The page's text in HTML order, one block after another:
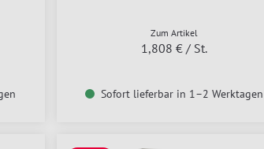
Zum Artikel
1,808 € / St.
Sofort lieferbar in 1–2 Werktagen